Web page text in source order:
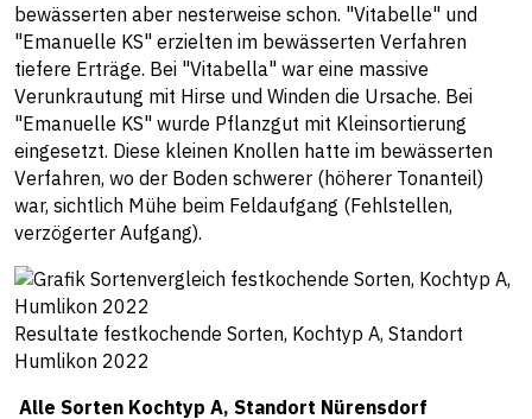
bewässerten aber nesterweise schon. "Vitabelle" und
"Emanuelle KS" erzielten im bewässerten Verfahren
tiefere Erträge. Bei "Vitabella" war eine massive
Verunkrautung mit Hirse und Winden die Ursache. Bei
"Emanuelle KS" wurde Pflanzgut mit Kleinsortierung
eingesetzt. Diese kleinen Knollen hatte im bewässerten
Verfahren, wo der Boden schwerer (höherer Tonanteil)
war, sichtlich Mühe beim Feldaufgang (Fehlstellen,
verzögerter Aufgang).
Resultate festkochende Sorten, Kochtyp A, Standort
Humlikon 2022
Alle Sorten Kochtyp A, Standort Nürensdorf